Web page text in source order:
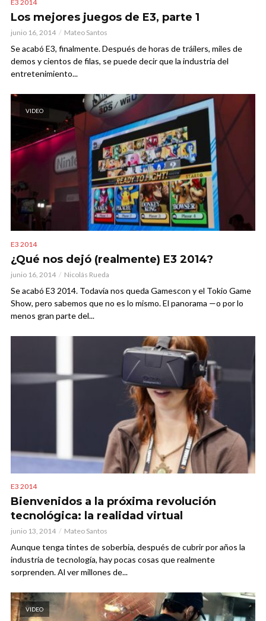
E3 2014
Los mejores juegos de E3, parte 1
junio 16, 2014 Mateo Santos
Se acabó E3, finalmente. Después de horas de tráilers, miles de
demos y cientos de filas, se puede decir que la industria del
entretenimiento...
VIDEO
E3 2014
¿Qué nos dejó (realmente) E3 2014?
junio 16, 2014 Nicolás Rueda
Se acabó E3 2014. Todavía nos queda Gamescon y el Tokio Game
Show, pero sabemos que no es lo mismo. El panorama —o por lo
menos gran parte del...
E3 2014
Bienvenidos a la próxima revolución
tecnológica: la realidad virtual
junio 13, 2014 Mateo Santos
Aunque tenga tintes de soberbia, después de cubrir por años la
industria de tecnología, hay pocas cosas que realmente
sorprenden. Al ver millones de...
VIDEO